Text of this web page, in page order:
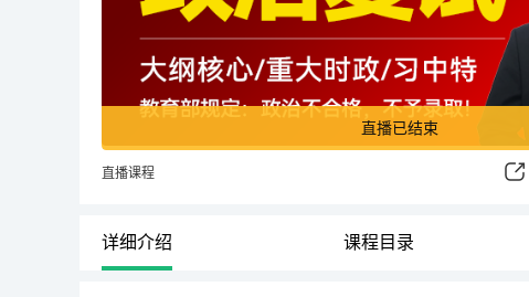
直播已结束
直播课程
详细介绍 课程目录